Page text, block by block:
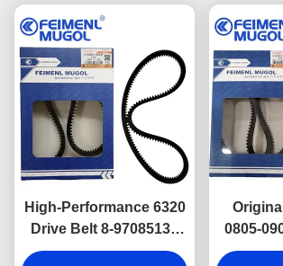
High-Performance 6320
Drive Belt 8-97085131
OEM voor Isuzu 600P
0805-